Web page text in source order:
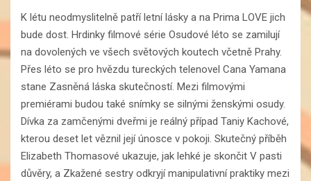
K létu neodmyslitelně patří letní lásky a na Prima LOVE jich
bude dost. Hrdinky filmové série Osudové léto se zamilují
na dovolených ve všech světových koutech včetně Prahy.
Přes léto se pro hvězdu tureckých telenovel Cana Yamana
stane Zasněná láska skutečností. Mezi filmovými
premiérami budou také snímky se silnými ženskými osudy.
Dívka za zamčenými dveřmi je reálný případ Taniy Kachové,
kterou deset let věznil její únosce v pokoji. Skutečný příběh
Elizabeth Thomasové ukazuje, jak lehké je skončit V pasti
důvěry, a Zkažené sestry odkryjí manipulativní praktiky mezi